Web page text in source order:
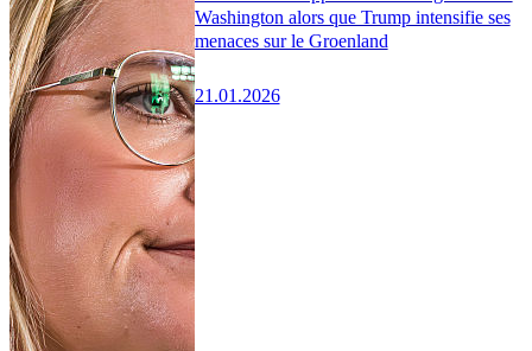
Washington alors que Trump intensifie ses
menaces sur le Groenland
21.01.2026